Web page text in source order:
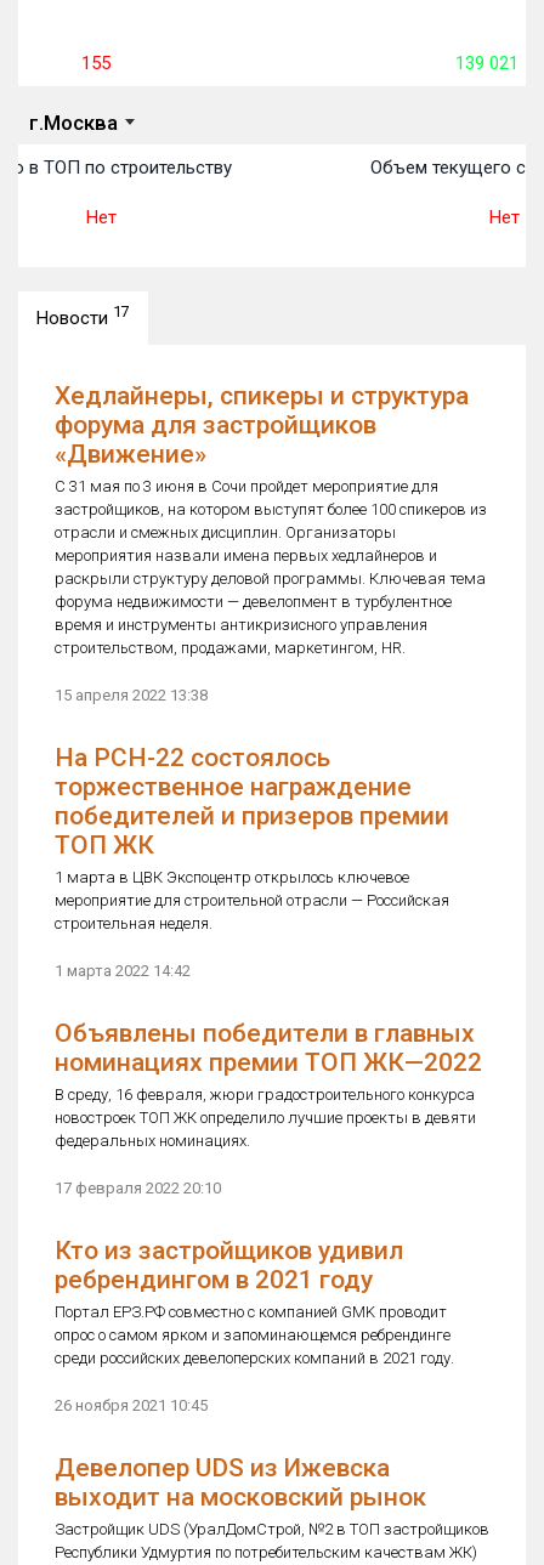
155 139 021 м²
г.Москва
в ТОП по строительству
Нет
Объем текущего
Нет
Новости 17
Хедлайнеры, спикеры и структура
форума для застройщиков
«Движение»
С 31 мая по 3 июня в Сочи пройдет мероприятие для
застройщиков, на котором выступят более 100 спикеров из
отрасли и смежных дисциплин. Организаторы
мероприятия назвали имена первых хедлайнеров и
раскрыли структуру деловой программы. Ключевая тема
форума недвижимости — девелопмент в турбулентное
время и инструменты антикризисного управления
строительством, продажами, маркетингом, HR.
15 апреля 2022 13:38
На РСН-22 состоялось
торжественное награждение
победителей и призеров премии
ТОП ЖК
1 марта в ЦВК Экспоцентр открылось ключевое
мероприятие для строительной отрасли — Российская
строительная неделя.
1 марта 2022 14:42
Объявлены победители в главных
номинациях премии ТОП ЖК—2022
В среду, 16 февраля, жюри градостроительного конкурса
новостроек ТОП ЖК определило лучшие проекты в девяти
федеральных номинациях.
17 февраля 2022 20:10
Кто из застройщиков удивил
ребрендингом в 2021 году
Портал ЕРЗ.РФ совместно с компанией GMK проводит
опрос о самом ярком и запоминающемся ребрендинге
среди российских девелоперских компаний в 2021 году.
26 ноября 2021 10:45
Девелопер UDS из Ижевска
выходит на московский рынок
Застройщик UDS (УралДомСтрой, №2 в ТОП застройщиков
Республики Удмуртия по потребительским качествам ЖК)